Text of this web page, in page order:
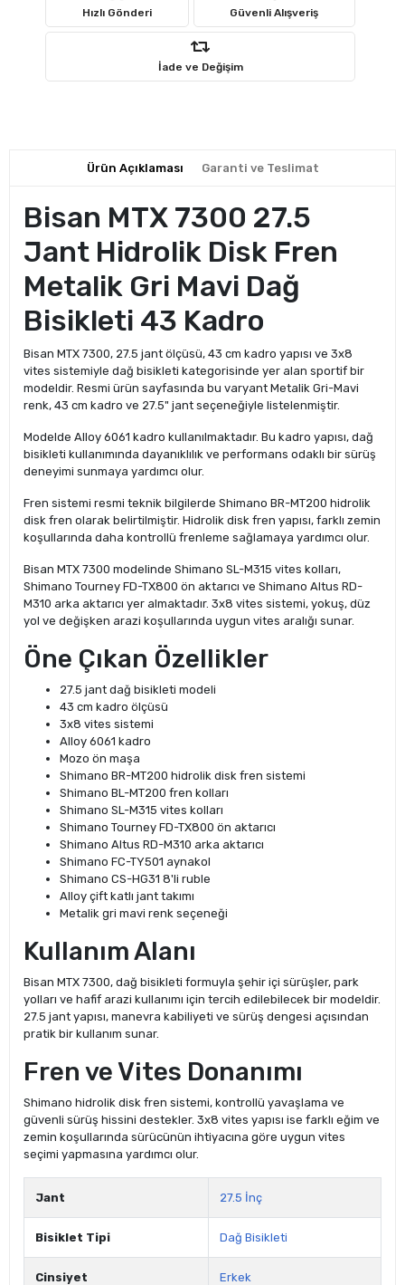
Hızlı Gönderi Güvenli Alışveriş
İade ve Değişim
Ürün Açıklaması Garanti ve Teslimat
Bisan MTX 7300 27.5
Jant Hidrolik Disk Fren
Metalik Gri Mavi Dağ
Bisikleti 43 Kadro
Bisan MTX 7300, 27.5 jant ölçüsü, 43 cm kadro yapısı ve 3x8
vites sistemiyle dağ bisikleti kategorisinde yer alan sportif bir
modeldir. Resmi ürün sayfasında bu varyant Metalik Gri-Mavi
renk, 43 cm kadro ve 27.5" jant seçeneğiyle listelenmiştir.
Modelde Alloy 6061 kadro kullanılmaktadır. Bu kadro yapısı, dağ
bisikleti kullanımında dayanıklılık ve performans odaklı bir sürüş
deneyimi sunmaya yardımcı olur.
Fren sistemi resmi teknik bilgilerde Shimano BR-MT200 hidrolik
disk fren olarak belirtilmiştir. Hidrolik disk fren yapısı, farklı zemin
koşullarında daha kontrollü frenleme sağlamaya yardımcı olur.
Bisan MTX 7300 modelinde Shimano SL-M315 vites kolları,
Shimano Tourney FD-TX800 ön aktarıcı ve Shimano Altus RD-
M310 arka aktarıcı yer almaktadır. 3x8 vites sistemi, yokuş, düz
yol ve değişken arazi koşullarında uygun vites aralığı sunar.
Öne Çıkan Özellikler
27.5 jant dağ bisikleti modeli
43 cm kadro ölçüsü
3x8 vites sistemi
Alloy 6061 kadro
Mozo ön maşa
Shimano BR-MT200 hidrolik disk fren sistemi
Shimano BL-MT200 fren kolları
Shimano SL-M315 vites kolları
Shimano Tourney FD-TX800 ön aktarıcı
Shimano Altus RD-M310 arka aktarıcı
Shimano FC-TY501 aynakol
Shimano CS-HG31 8'li ruble
Alloy çift katlı jant takımı
Metalik gri mavi renk seçeneği
Kullanım Alanı
Bisan MTX 7300, dağ bisikleti formuyla şehir içi sürüşler, park
yolları ve hafif arazi kullanımı için tercih edilebilecek bir modeldir.
27.5 jant yapısı, manevra kabiliyeti ve sürüş dengesi açısından
pratik bir kullanım sunar.
Fren ve Vites Donanımı
Shimano hidrolik disk fren sistemi, kontrollü yavaşlama ve
güvenli sürüş hissini destekler. 3x8 vites yapısı ise farklı eğim ve
zemin koşullarında sürücünün ihtiyacına göre uygun vites
seçimi yapmasına yardımcı olur.
Jant 27.5 İnç
Bisiklet Tipi Dağ Bisikleti
Cinsiyet Erkek